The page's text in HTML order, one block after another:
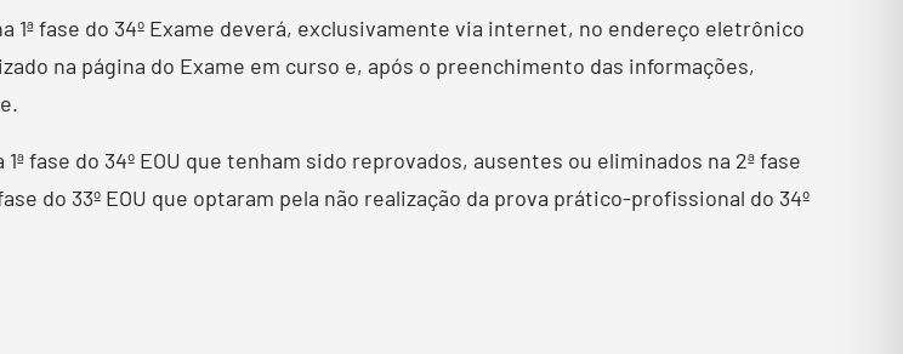
fase do 34º Exame deverá, exclusivamente via internet, no endereço eletrônico
na página do Exame em curso e, após o preenchimento das informações,
fase do 34º EOU que tenham sido reprovados, ausentes ou eliminados na 2ª fase
do 33º EOU que optaram pela não realização da prova prático-profissional do 34º